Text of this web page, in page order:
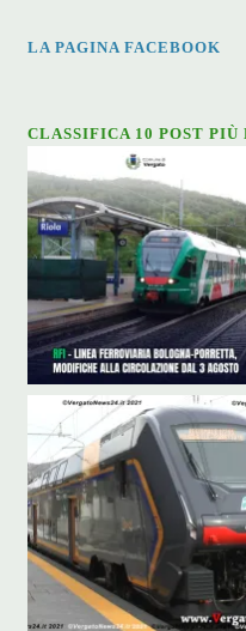
LA PAGINA FACEBOOK
CLASSIFICA 10 POST